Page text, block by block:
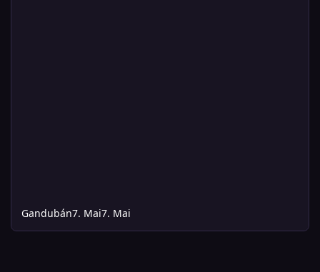
Gandubán7. Mai7. Mai